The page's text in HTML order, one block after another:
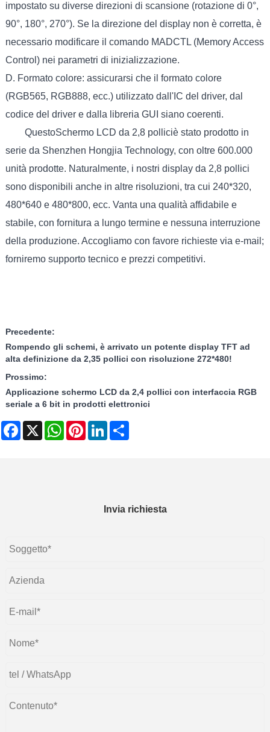
impostato su diverse direzioni di scansione (rotazione di 0°,
90°, 180°, 270°). Se la direzione del display non è corretta, è
necessario modificare il comando MADCTL (Memory Access
Control) nei parametri di inizializzazione.
D. Formato colore: assicurarsi che il formato colore
(RGB565, RGB888, ecc.) utilizzato dall'IC del driver, dal
codice del driver e dalla libreria GUI siano coerenti.
QuestoSchermo LCD da 2,8 polliciè stato prodotto in
serie da Shenzhen Hongjia Technology, con oltre 600.000
unità prodotte. Naturalmente, i nostri display da 2,8 pollici
sono disponibili anche in altre risoluzioni, tra cui 240*320,
480*640 e 480*800, ecc. Vanta una qualità affidabile e
stabile, con fornitura a lungo termine e nessuna interruzione
della produzione. Accogliamo con favore richieste via e-mail;
forniremo supporto tecnico e prezzi competitivi.
Precedente:
Rompendo gli schemi, è arrivato un potente display TFT ad
alta definizione da 2,35 pollici con risoluzione 272*480!
Prossimo:
Applicazione schermo LCD da 2,4 pollici con interfaccia RGB
seriale a 6 bit in prodotti elettronici
Facebook
X WhatsAppPinterestLinkedIn
Invia richiesta